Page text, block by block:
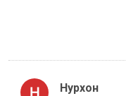
Нурхон